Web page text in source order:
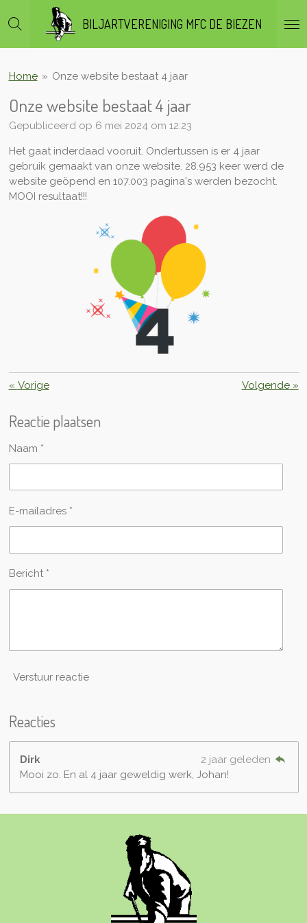
direct
hoofdinhoud
BILJARTVERENIGING MFC DE BIEZEN
Home » Onze website bestaat 4 jaar
Onze website bestaat 4 jaar
Gepubliceerd op 6 mei 2024 om 12:23
Het gaat inderdaad vooruit. Ondertussen is er 4 jaar
gebruik gemaakt van onze website. 28.953 keer werd de
website geöpend en 107.003 pagina's werden bezocht.
MOOI resultaat!!!
« Vorige Volgende»
Reactie plaatsen
Naam *
E-mailadres *
Bericht *
Verstuur reactie
Reacties
Dirk
2 jaar geleden
Mooi zo. En al 4 jaar geweldig werk, Johan!